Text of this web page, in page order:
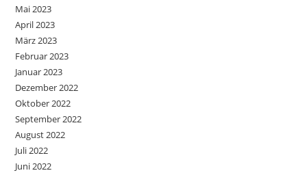
Mai 2023
April 2023
März 2023
Februar 2023
Januar 2023
Dezember 2022
Oktober 2022
September 2022
August 2022
Juli 2022
Juni 2022